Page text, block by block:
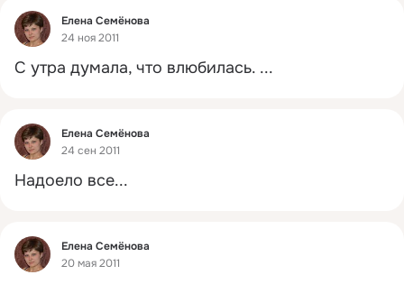
Фид
Елена Семёнова
24 ноя 2011
С утра думала, что влюбилась. ...
Фид
Елена Семёнова
24 сен 2011
Надоело все...
Фид
Елена Семёнова
20 мая 2011